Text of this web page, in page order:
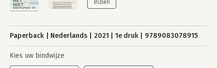
Paperback Nederlands 2021 1e druk 9789083078915
Kies uw bindwijze